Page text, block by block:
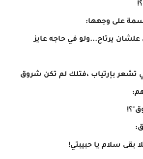
على وجهها:
يرتاح...ولو في حاجه عايز
تشعر بإرتياب ،فتلك لم تكن شروق
بقى سلام يا حبيبتي!